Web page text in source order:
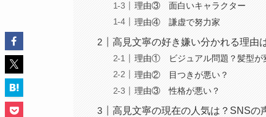
理由③ 面白いキャラクター
理由④ 謙虚で努力家
高見文寧の好き嫌い分かれる理由
理由① ビジュアル問題？髪型が
理由② 目つきが悪い？
理由③ 性格が悪い？
高見文寧の現在の人気は？SNSの